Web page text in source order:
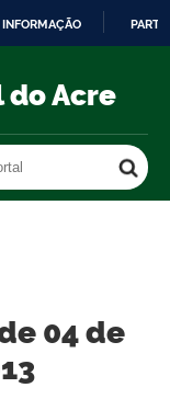
Acre
Buscar no portal
04 de